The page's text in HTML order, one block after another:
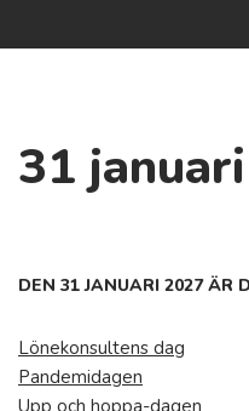
31 januari
DEN 31 JANUARI 2027 ÄR
Lönekonsultens dag
Pandemidagen
Upp och hoppa-dagen